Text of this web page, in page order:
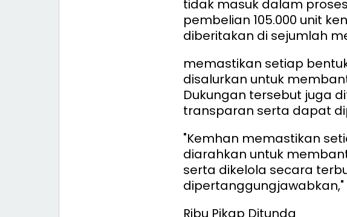
tidak masuk dalam
pembelian 105.000 unit
diberitakan di sejumlah
memastikan setiap
disalurkan untuk
Dukungan tersebut juga
transparan serta dapat
"Kemhan memastikan
diarahkan untuk
serta dikelola secara
dipertanggungjawabkan,"
Ribu Pikap Ditunda